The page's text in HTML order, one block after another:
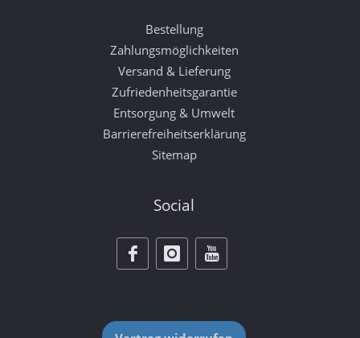
Bestellung
Zahlungsmöglichkeiten
Versand & Lieferung
Zufriedenheitsgarantie
Entsorgung & Umwelt
Barrierefreiheitserklärung
Sitemap
Social